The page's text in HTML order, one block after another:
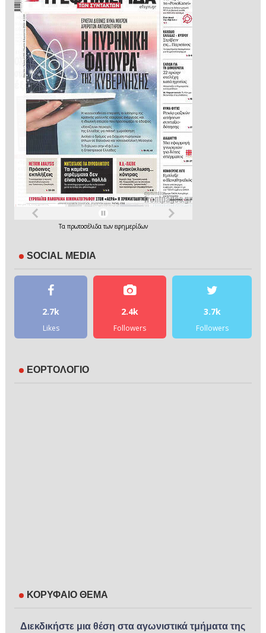
Τα πρωτοσέλιδατων εφημερίδων
SOCIAL MEDIA
2.7k
Likes
2.4k
Followers
3.7k
Followers
ΕΟΡΤΟΛΟΓΙΟ
ΚΟΡΥΦΑΙΟ ΘΕΜΑ
Διεκδικήστε μια θέση στα αγωνιστικά τμήματα της